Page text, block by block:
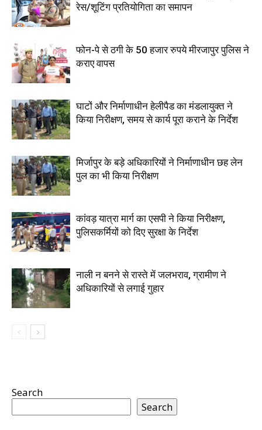
रेस/शूटिंग प्रतियोगिता का समापन
फोन-पे से ठगी के 50 हजार रुपये मीरजापुर पुलिस ने
कराए वापस
घाटों और निर्माणाधीन हेलीपैड का मंडलायुक्त ने
किया निरीक्षण, समय से कार्य पूरा कराने के निर्देश
मिर्जापुर के बड़े अधिकारियों ने निर्माणाधीन छह लेन
पुल का भी किया निरीक्षण
कांवड़ यात्रा मार्ग का एसपी ने किया निरीक्षण,
पुलिसकर्मियों को दिए सुरक्षा के निर्देश
नाली न बनने से रास्ते में जलभराव, ग्रामीण ने
अधिकारियों से लगाई गुहार
Search
Search